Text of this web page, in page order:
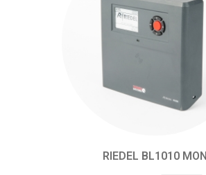
RIEDEL BL1010 MON